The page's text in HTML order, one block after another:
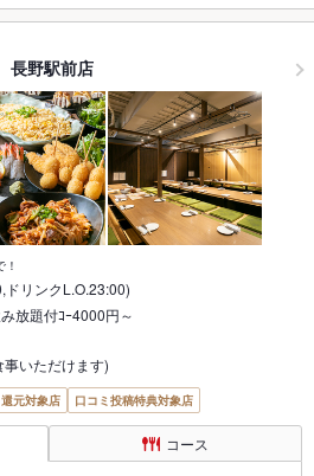
野駅前店
リンクL.O.23:00)
放題付ｺｰ4000円～
いただけます)
元対象店 口コミ投稿特典対象店
コース